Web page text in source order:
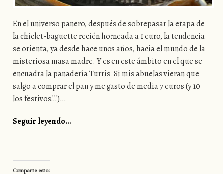
En el universo panero, después de sobrepasar la etapa de
la chiclet-baguette recién horneada a 1 euro, la tendencia
se orienta, ya desde hace unos años, hacia el mundo de la
misteriosa masa madre. Y es en este ámbito en el que se
encuadra la panadería Turris. Si mis abuelas vieran que
salgo a comprar el pan y me gasto de media 7 euros (y 10
los festivos!!!)…
Seguir leyendo…
Comparte esto: